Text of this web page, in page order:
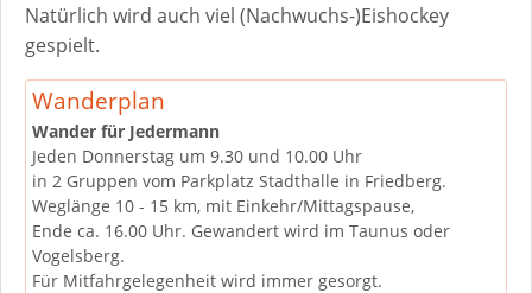
Natürlich wird auch viel (Nachwuchs-)Eishockey
gespielt.
Wanderplan
Wander für Jedermann
Jeden Donnerstag um 9.30 und 10.00 Uhr
in 2 Gruppen vom Parkplatz Stadthalle in Friedberg.
Weglänge 10 - 15 km, mit Einkehr/Mittagspause,
Ende ca. 16.00 Uhr. Gewandert wird im Taunus oder
Vogelsberg.
Für Mitfahrgelegenheit wird immer gesorgt.